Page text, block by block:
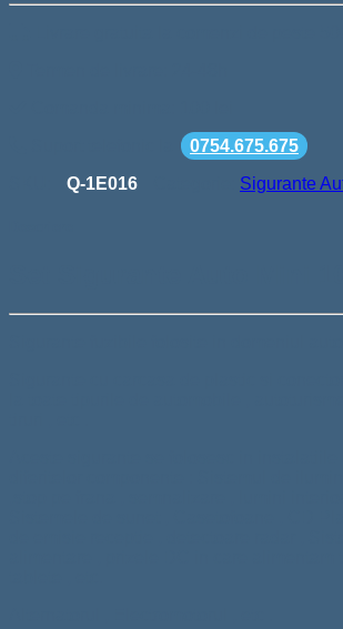
0754.675.675
Q-1E016 Sigurante